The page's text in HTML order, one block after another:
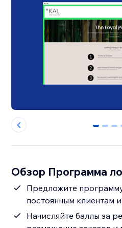
0 1 2
Обзор Программа
Предложите
постоянным клиентам
Начисляйте баллы за